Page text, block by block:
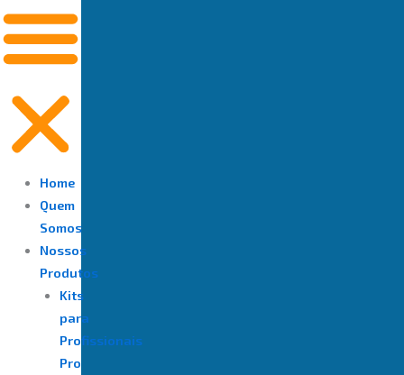
Home
Quem
Somos
Nossos
Produtos
Kits
para
Profissionais
Pro